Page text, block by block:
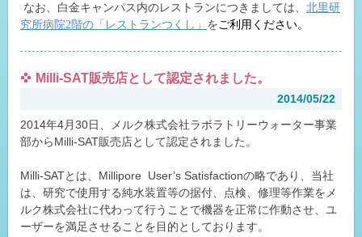
なお、白金キャンパス内のレストランにつきましては、 北里研
究所病院2階の「レストランつくし」 をご利用ください。
Milli-SAT販売店として認定されました。
2014/05/22
2014年4月30日、メルク株式会社ラボラトリーウォーター事業
部からMilli-SAT販売店として認定されました。
Milli-SATとは、Millipore User’s Satisfactionの略であり、当社
は、研究で使用する純水装置等の据付、点検、修理等作業をメ
ルク株式会社に代わって行うことで機器を正常に作動させ、ユ
ーザーを満足させることを目的としております。